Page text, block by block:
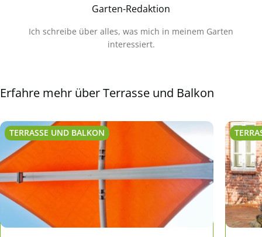
Garten-Redaktion
Ich schreibe über alles, was mich in meinem Garten
interessiert.
Erfahre mehr über Terrasse und Balkon
TERRASSE UND BALKON